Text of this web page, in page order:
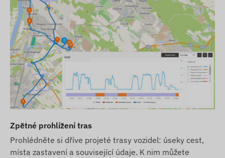
Zpětné prohlížení tras
Prohlédněte si dříve projeté trasy vozidel: úseky cest,
místa zastavení a související údaje. K nim můžete